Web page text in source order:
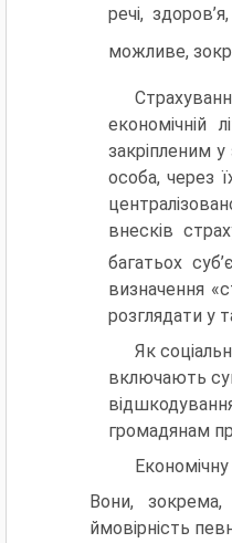
речі,
можливе,
економічній
закріпленим
особа, через
внесків
багатьох
визначення
розглядати у
Як
включають
громадянам
Вони,
ймовірність